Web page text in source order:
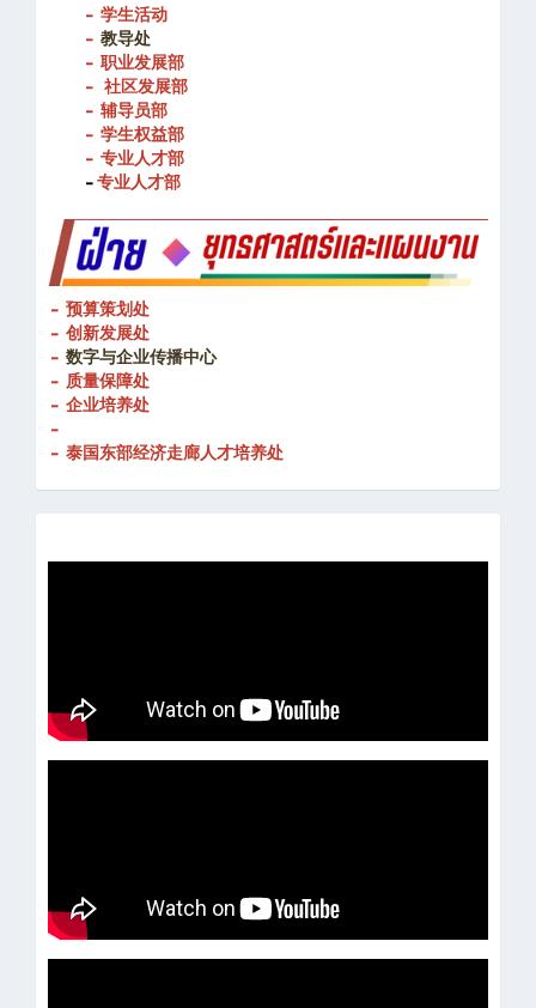
- 学生活动
- 教导处
- 职业发展部
- 社区发展部
- 辅导员部
- 学生权益部
- 专业人才部
-专业人才部
- 预算策划处
- 创新发展处
- 数字与企业传播中心
- 质量保障处
- 企业培养处
-
- 泰国东部经济走廊人才培养处